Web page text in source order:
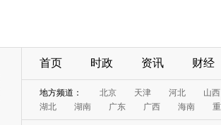
首页 时政 资讯 财经
地方频道： 北京 天津 河北
山西
湖北
湖南 广东 广西 海南